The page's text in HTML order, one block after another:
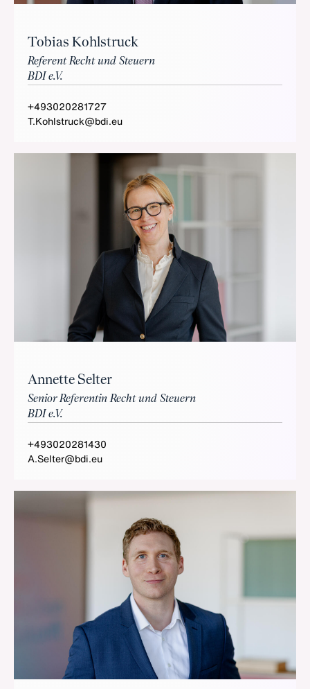
Tobias Kohlstruck
Referent Recht und Steuern
BDI e.V.
+493020281727
T.Kohlstruck@bdi.eu
Annette Selter
Senior Referentin Recht und Steuern
BDI e.V.
+493020281430
A.Selter@bdi.eu